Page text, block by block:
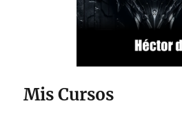
Mis Cursos